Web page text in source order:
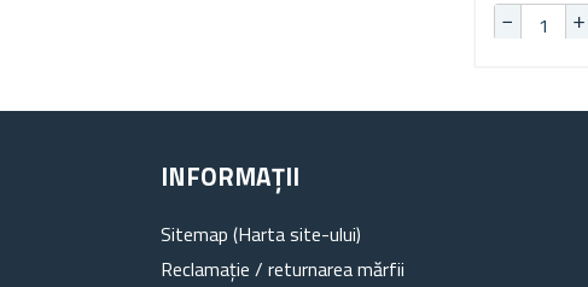
INFORMAȚII
Sitemap (Harta site-ului)
Reclamație / returnarea mărfii